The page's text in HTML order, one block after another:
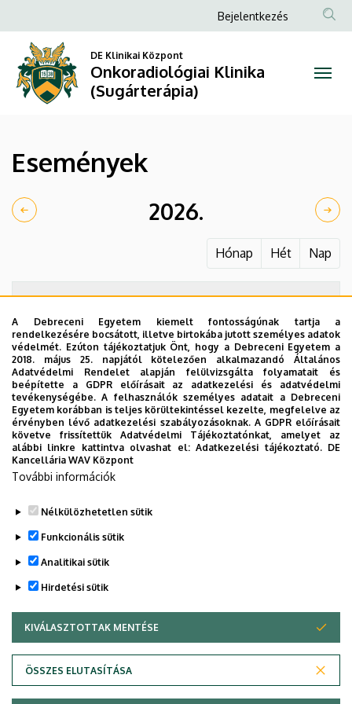
Onkoradiológiai
Klinika
(Sugárterápia)
a
tartalomra
Anonim
fiók
menüje
Bejelentkezés
DE Klinikai Központ
Onkoradiológiai Klinika
(Sugárterápia)
Események
2026.
Hónap Hét Nap
Nincs megjeleníthető esemény
Adatvédelem
A Debreceni Egyetem kiemelt fontosságúnak tartja a
rendelkezésére bocsátott, illetve birtokába jutott személyes adatok
védelmét. Ezúton tájékoztatjuk Önt, hogy a Debreceni Egyetem a
2018. május 25. napjától kötelezően alkalmazandó Általános
Adatvédelmi Rendelet alapján felülvizsgálta folyamatait és
beépítette a GDPR előírásait az adatkezelési és adatvédelmi
tevékenységébe. A felhasználók személyes adatait a Debreceni
Egyetem korábban is teljes körültekintéssel kezelte, megfelelve az
érvényben lévő adatkezelési szabályozásoknak. A GDPR előírásait
követve frissítettük Adatvédelmi Tájékoztatónkat, amelyet az
alábbi linkre kattintva olvashat el:Adatkezelési tájékoztató. DE
Kancellária WAV Központ
További információk
Nélkülözhetetlen sütik
Funkcionális sütik
Analitikai sütik
Hirdetési sütik
KIVÁLASZTOTTAK MENTÉSE
ÖSSZES ELUTASÍTÁSA
WITHDRAW CONSENT